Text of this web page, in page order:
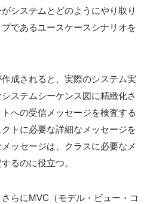
システムとどのようにやり取り
であるユースケースシナリオを
成されると、実際のシステム実
ステムシーケンス図に精緻化さ
への受信メッセージを検査する
トに必要な詳細なメッセージを
ッセージは、クラスに必要なメ
るのに役立つ。
らにMVC（モデル・ビュー・コ